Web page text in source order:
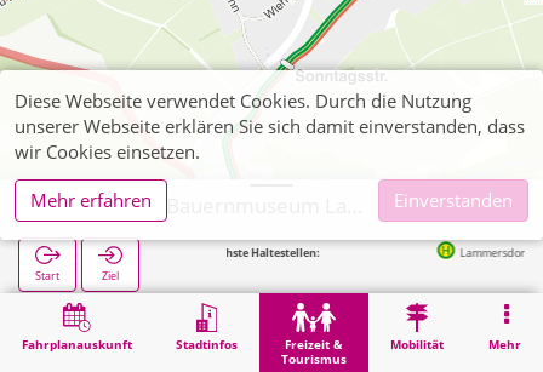
Fahrplanauskunft Stadtinfos
Freizeit &
Tourismus
Mobilität Mehr
Start Ziel
Nächste Haltestellen: Lammersdorf Bahnhof
Freizeit & Tourismus Kultur Simmerath, Bauernmuseum Lammersdorf
Diese Webseite verwendet Cookies. Durch die Nutzung
unserer Webseite erklären Sie sich damit einverstanden, dass
wir Cookies einsetzen.
Mehr erfahren
Einverstanden